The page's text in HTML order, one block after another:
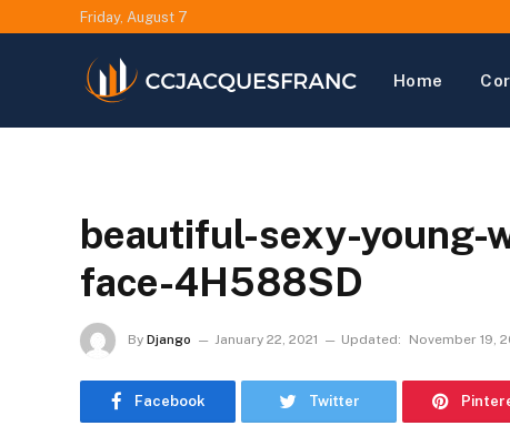
Friday, August 7
Home
beautiful-sexy-young-
face-4H588SD
By Django January 22, 2021 Updated: November 19,
Facebook Twitter